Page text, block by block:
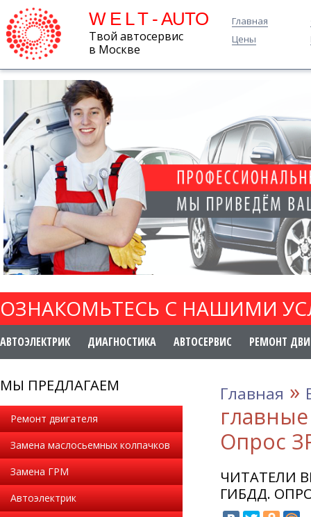
W E L T - AUTO
Твой автосервис
в Москве
Главная
Цены
ОЗНАКОМЬТЕСЬ С НАШИМИ
АВТОЭЛЕКТРИК ДИАГНОСТИКА АВТОСЕРВИС РЕМОНТ
МЫ ПРЕДЛАГАЕМ
Ремонт двигателя
Замена маслосьемных колпачков
Замена ГРМ
Автоэлектрик
Главная »
Опрос
ЧИТАТЕЛИ
ГИБДД.